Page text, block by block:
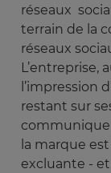
réseaux
terrain de la
réseaux
L’entreprise,
l’impression
restant sur
communique
la marque
excluante -